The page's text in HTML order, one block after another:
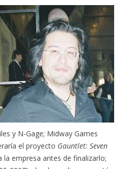
y N-Gage; Midway Games
el proyecto Gauntlet: Seven
la empresa antes de finalizarlo;